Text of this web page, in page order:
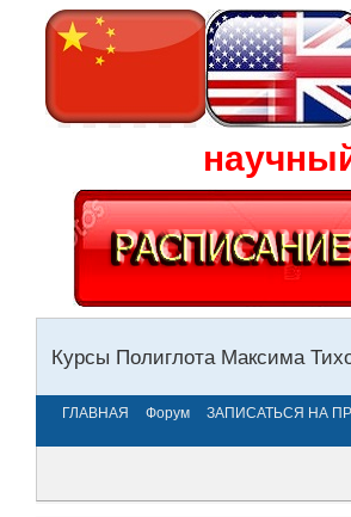
Курсы Полиглота Максима
ГЛАВНАЯ Форум ЗАПИСАТЬСЯ НА